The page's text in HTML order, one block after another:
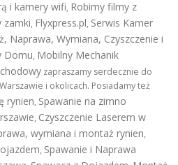
i kamery wifi, Robimy filmy z
zamki, Flyxpress.pl, Serwis Kamer
Naprawa, Wymiana, Czyszczenie i
Domu, Mobilny Mechanik
zapraszamy serdecznie do
i okolicach. Posiadamy też
rynien, Spawanie na zimno
, Czyszczenie Laserem w
wymiana i montaż rynien,
, Spawanie i Naprawa